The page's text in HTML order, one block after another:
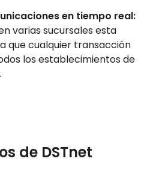
en tiempo real:
varias sucursales esta
que cualquier transacción
los establecimientos de
de DSTnet